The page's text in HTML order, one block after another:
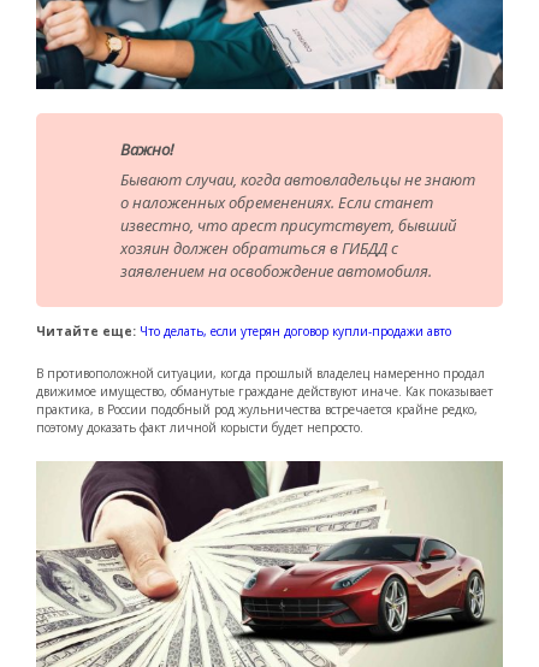
Важно!
Бывают случаи, когда автовладельцы не знают
о наложенных обременениях. Если станет
известно, что арест присутствует, бывший
хозяин должен обратиться в ГИБДД с
заявлением на освобождение автомобиля.
Читайте еще: Что делать, если утерян договор купли-продажи авто
В противоположной ситуации, когда прошлый владелец намеренно продал
движимое имущество, обманутые граждане действуют иначе. Как показывает
практика, в России подобный род жульничества встречается крайне редко,
поэтому доказать факт личной корысти будет непросто.